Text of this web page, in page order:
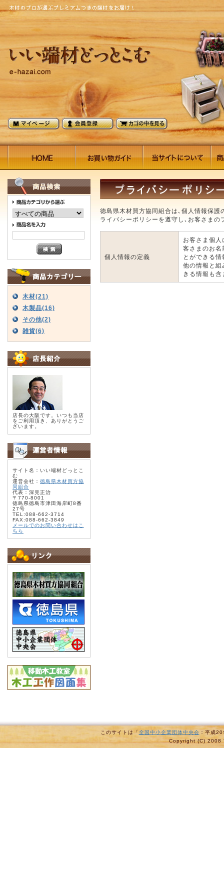
木材(21)
木製品(16)
その他(2)
雑貨(6)
店長の大阪です。いつも当店
をご利用頂き、ありがとうご
ざいます。
サイト名：いい端材どっとこ
む
運営会社： 徳島県木材買方協
同組合
代表：深見正治
〒770-8001
徳島県徳島市津田海岸町8番
27号
TEL:088-662-3714
FAX:088-662-3849
メールでのお問い合わせはこ
ちら
徳島県木材買方協同組合は､個人情報保
ライバシーポリシーを遵守し､お客さまの
個人情報の定義
お客さま個
客さまのお名
とができる
他の情報と組
きる情報も含
このサイトは「全国中小企業団体中央会 ：平成
Copyright (C) 2008